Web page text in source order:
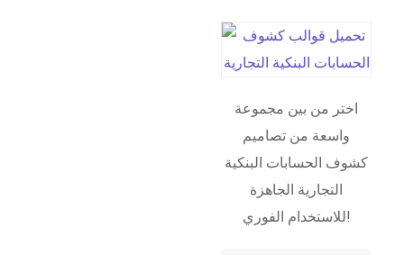
اختر من بين مجموعة
واسعة من تصاميم
كشوف الحسابات البنكية
التجارية الجاهزة
للاستخدام الفوري!